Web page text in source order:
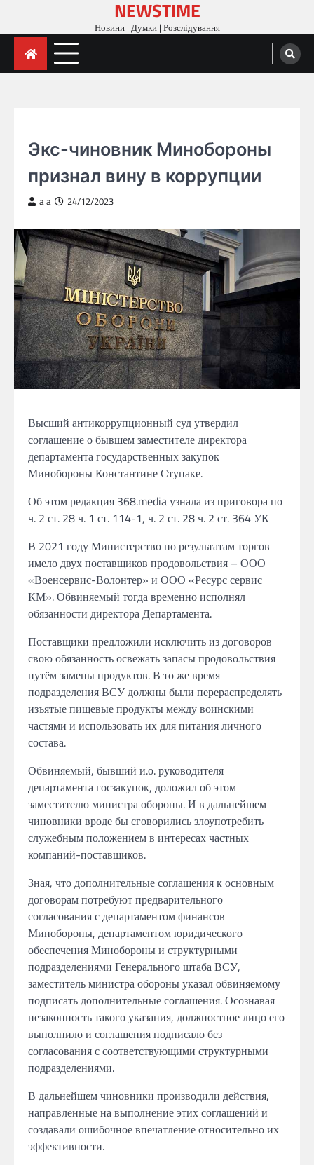
content
NEWSTIME
Новини | Думки | Розслідування
Экс-чиновник Минобороны
признал вину в коррупции
a a 24/12/2023
Высший антикоррупционный суд утвердил
соглашение о бывшем заместителе директора
департамента государственных закупок
Минобороны Константине Ступаке.
Об этом редакция 368.media узнала из приговора по
ч. 2 ст. 28 ч. 1 ст. 114-1, ч. 2 ст. 28 ч. 2 ст. 364 УК
В 2021 году Министерство по результатам торгов
имело двух поставщиков продовольствия – ООО
«Военсервис-Волонтер» и ООО «Ресурс сервис
КМ». Обвиняемый тогда временно исполнял
обязанности директора Департамента.
Поставщики предложили исключить из договоров
свою обязанность освежать запасы продовольствия
путём замены продуктов. В то же время
подразделения ВСУ должны были перераспределять
изъятые пищевые продукты между воинскими
частями и использовать их для питания личного
состава.
Обвиняемый, бывший и.о. руководителя
департамента госзакупок, доложил об этом
заместителю министра обороны. И в дальнейшем
чиновники вроде бы сговорились злоупотребить
служебным положением в интересах частных
компаний-поставщиков.
Зная, что дополнительные соглашения к основным
договорам потребуют предварительного
согласования с департаментом финансов
Минобороны, департаментом юридического
обеспечения Минобороны и структурными
подразделениями Генерального штаба ВСУ,
заместитель министра обороны указал обвиняемому
подписать дополнительные соглашения. Осознавая
незаконность такого указания, должностное лицо его
выполнило и соглашения подписало без
согласования с соответствующими структурными
подразделениями.
В дальнейшем чиновники производили действия,
направленные на выполнение этих соглашений и
создавали ошибочное впечатление относительно их
эффективности.